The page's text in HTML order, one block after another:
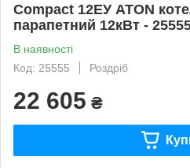
Compact 12ЕУ ATON
парапетний 12кВт -
В наявності
Код: 25555
Роздріб
22 605 ₴